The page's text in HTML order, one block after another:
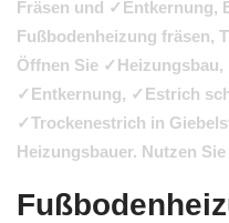
Fräsen und ✓Entkernung,
Fußbodenheizung fräsen,
Öffnen Sie
✓Entkernung, ✓Estrich
✓Trockenestrich in
Heizungsbauer. Nutzen